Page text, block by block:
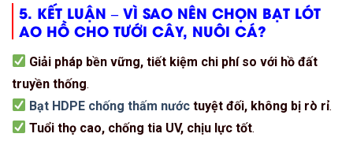
5. KẾT LUẬN – VÌ SAO NÊN CHỌN BẠT LÓT
AO HỒ CHO TƯỚI CÂY, NUÔI CÁ?
Giải pháp bền vững, tiết kiệm chi phí so với hồ đất
truyền thống.
Bạt HDPE chống thấm nước tuyệt đối, không bị rò rỉ.
Tuổi thọ cao, chống tia UV, chịu lực tốt.